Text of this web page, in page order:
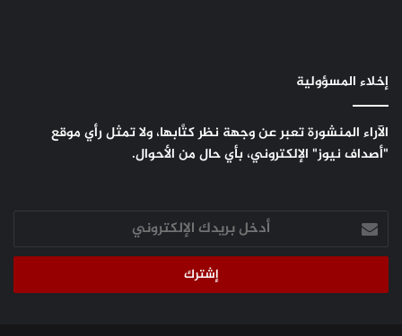
إخلاء المسؤولية
الآراء المنشورة تعبر عن وجهة نظر كتَّابها، ولا تمثل رأي موقع
"أصداف نيوز" الإلكتروني، بأي حال من الأحوال.
أدخل
بريدك
الإلكتروني